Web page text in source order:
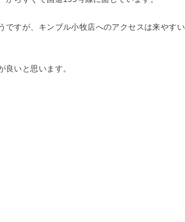
すが、キンブル小牧店へのアクセスは来やすい
いと思います。